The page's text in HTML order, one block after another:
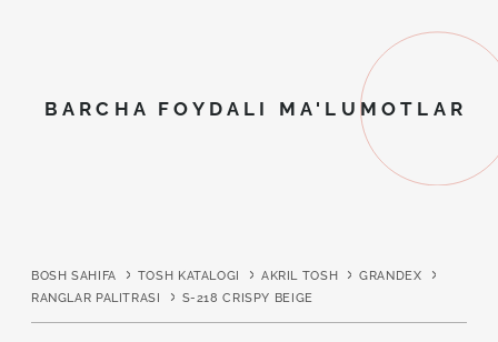
BARCHA FOYDALI MA'LUMOTLAR
BOSH SAHIFA TOSH KATALOGI AKRIL TOSH
GRANDEX
RANGLAR PALITRASI
S-218 CRISPY BEIGE